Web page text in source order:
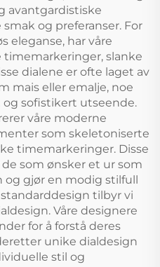
avantgardistiske
og preferanser. For
eleganse, har våre
timemarkeringer, slanke
dialene er ofte laget av
mais eller emalje, noe
sofistikert utseende.
våre moderne
som skeletoniserte
timemarkeringer. Disse
som ønsker et ur som
og gjør en modig stilfull
tilbyr vi
Våre designere
for å forstå deres
unike dialdesign
stil og